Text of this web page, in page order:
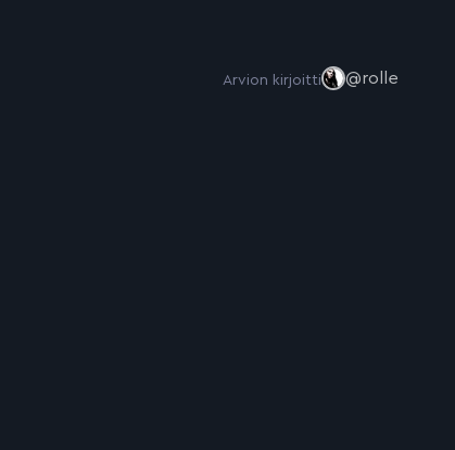
Arvion kirjoitti @rolle